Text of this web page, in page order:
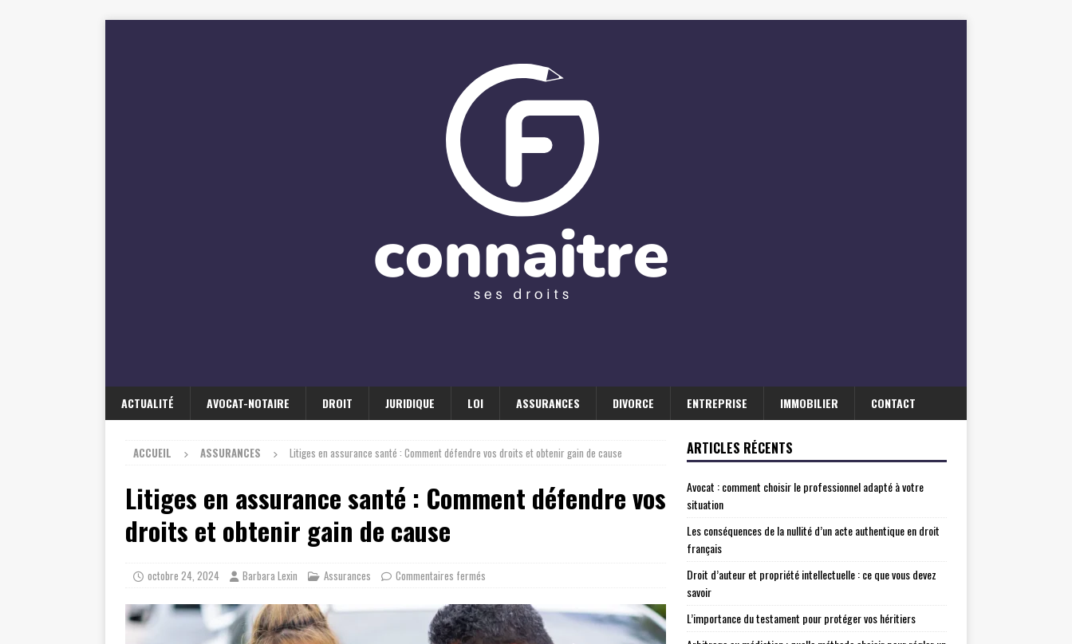
ACTUALITÉ AVOCAT-NOTAIRE DROIT JURIDIQUE LOI ASSURANCES DIVORCE ENTREPRISE IMMOBILIER CONTACT
ACCUEIL ASSURANCES Litiges en assurance santé : Comment défendre vos droits et obtenir gain de cause
Litiges en assurance santé : Comment défendre vos
droits et obtenir gain de cause
octobre 24, 2024 Barbara Lexin Assurances Commentaires fermés
ARTICLES RÉCENTS
Avocat : comment choisir le professionnel adapté à votre
situation
Les conséquences de la nullité d’un acte authentique en droit
français
Droit d’auteur et propriété intellectuelle : ce que vous devez
savoir
L’importance du testament pour protéger vos héritiers